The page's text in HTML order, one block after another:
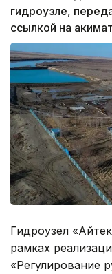
гидроузле,
ссылкой на
Гидроузел
рамках
«Регулирование